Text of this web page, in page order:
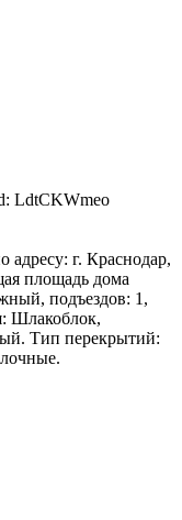
LdtCKWmeo
г. Краснодар,
площадь дома
подъездов: 1,
Шлакоблок,
Тип перекрытий: